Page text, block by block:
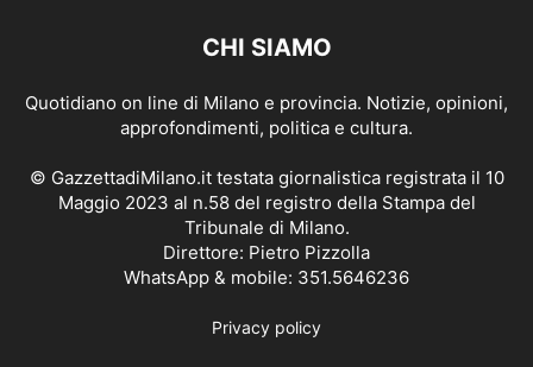
CHI SIAMO
Quotidiano on line di Milano e provincia. Notizie, opinioni,
approfondimenti, politica e cultura.
© GazzettadiMilano.it testata giornalistica registrata il 10
Maggio 2023 al n.58 del registro della Stampa del
Tribunale di Milano.
Direttore: Pietro Pizzolla
WhatsApp & mobile: 351.5646236
Privacy policy